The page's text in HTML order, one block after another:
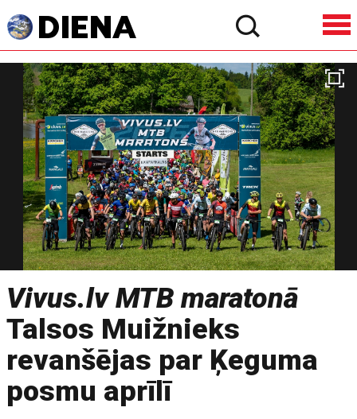
Vivus.lv MTB maratonā
Talsos Muižnieks
revanšējas par Ķeguma
posmu aprīlī